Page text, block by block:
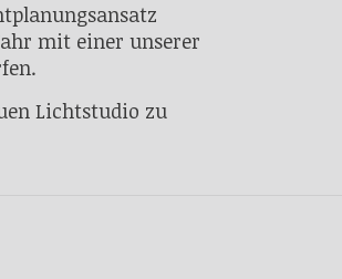
mit einer unserer
Lichtstudio zu